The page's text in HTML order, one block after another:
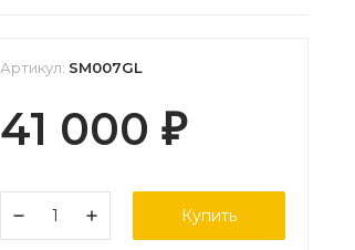
Артикул: SM007GL
41 000 ₽
Купить